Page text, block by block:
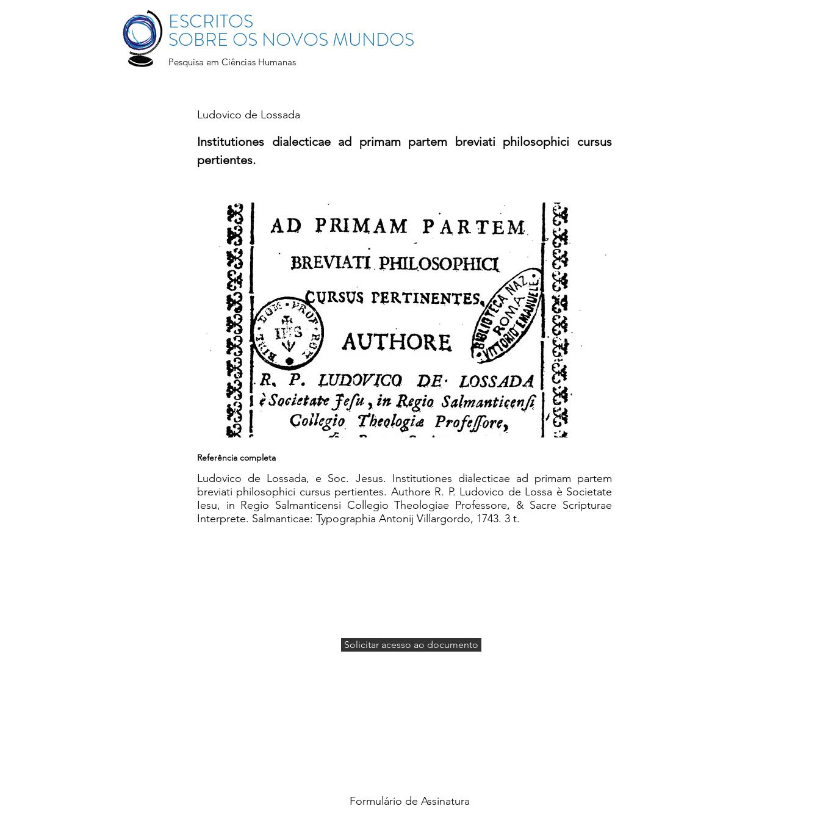
ESCRITOS
SOBRE OS NOVOS MUNDOS
Pesquisa em Ciências Humanas
Ludovico de Lossada
Institutiones dialecticae ad primam partem breviati philosophici cursus
pertientes.
Referência completa
Ludovico de Lossada, e Soc. Jesus. Institutiones dialecticae ad primam partem
breviati philosophici cursus pertientes. Authore R. P. Ludovico de Lossa è Societate
Iesu, in Regio Salmanticensi Collegio Theologiae Professore, & Sacre Scripturae
Interprete. Salmanticae: Typographia Antonij Villargordo, 1743. 3 t.
Solicitar acesso ao documento
Formulário de Assinatura